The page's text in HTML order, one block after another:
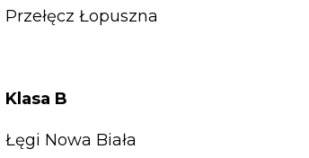
Przełęcz Łopuszna
Klasa B
Łęgi Nowa Biała